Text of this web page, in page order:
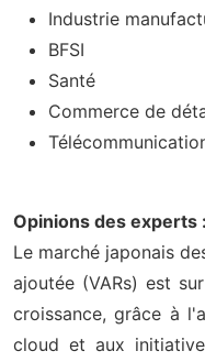
Industrie
BFSI
Santé
Commerce de
Opinions des experts :
Le marché japonais
ajoutée (VARs) est
croissance, grâce à
cloud et aux